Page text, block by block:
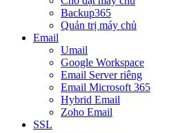
Backup365
Quản trị máy chủ
Email
Umail
Google Workspace
Email Server riêng
Email Microsoft 365
Hybrid Email
Zoho Email
SSL